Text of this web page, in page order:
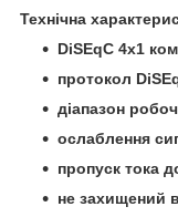
Технічна
DiSEqC 4x1
протокол
діапазон
ослаблення
пропуск тока
не захищений